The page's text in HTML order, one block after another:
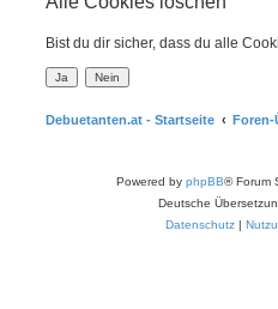
Bist du dir sicher, dass du alle
Debuetanten.at - Startseite Foren-
Powered by phpBB® Forum
Deutsche
Datenschutz|